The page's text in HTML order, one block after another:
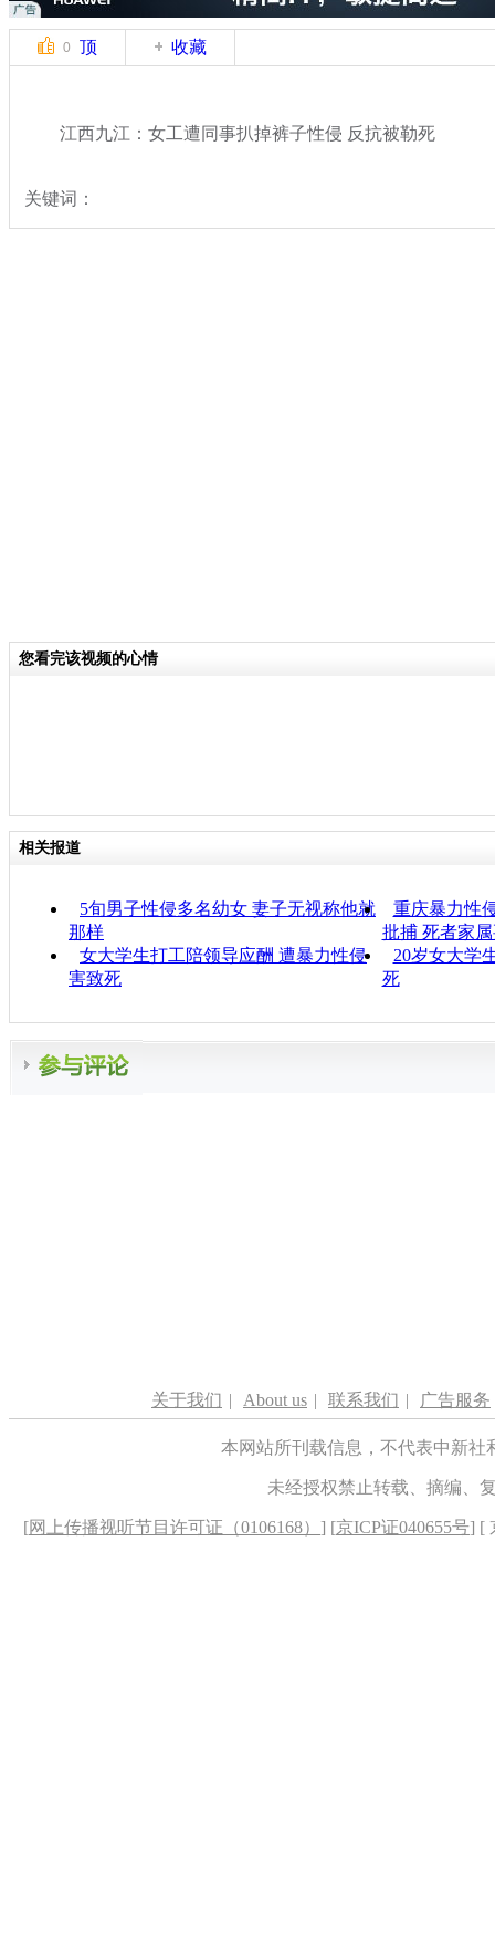
0 顶 收藏
江西九江：女工遭同事扒掉裤子性侵 反抗被勒死
关键词：
您看完该视频的心情
相关报道
5旬男子性侵多名幼女 妻子无视称他就
那样
重庆暴力性
批捕 死者家
女大学生打工陪领导应酬 遭暴力性侵
害致死
20岁女大学
死
关于我们 | About us | 联系我们 | 广告服务
本网站所刊载信息，不代表中新
未经授权禁止转载、摘编、
[网上传播视听节目许可证（0106168） ] [京ICP证040655号] [